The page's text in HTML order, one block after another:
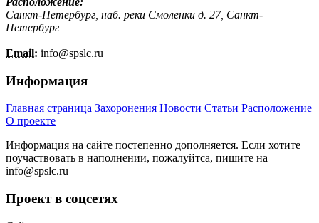
Санкт-Петербург, наб. реки Смоленки д. 27, Санкт-
Петербург
Email: info@spslc.ru
Информация
Главная страница Захоронения Новости Статьи Расположение
О проекте
Информация на сайте постепенно дополняется. Если хотите
поучаствовать в наполнении, пожалуйтса, пишите на
info@spslc.ru
Проект в соцсетях